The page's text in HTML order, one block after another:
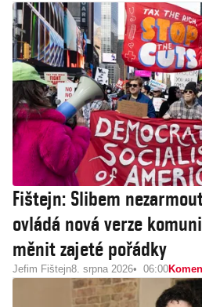
Fištejn: Slibem
ovládá nová verze
měnit zajeté pořádky
Jefim Fištejn8. srpna 2026 06:00